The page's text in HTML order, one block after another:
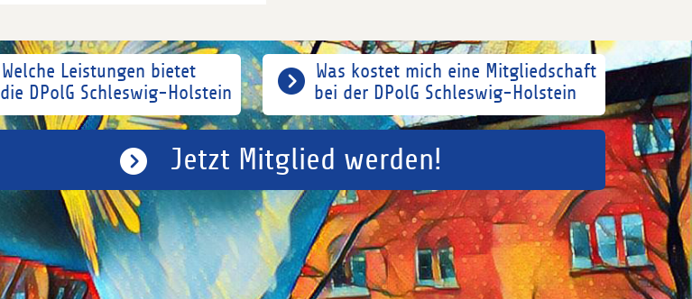
Was kostet mich eine Mitgliedschaft
bei der DPolG Schleswig-Holstein
Welche Leistungen bietet
die DPolG Schleswig-Holstein
Jetzt Mitglied werden!